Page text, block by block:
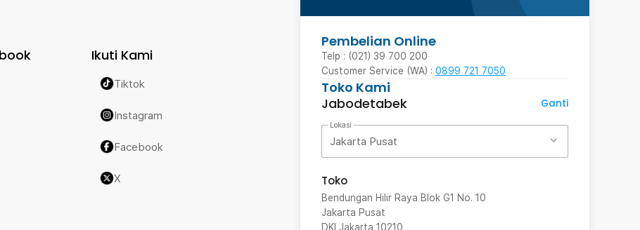
Pembelian Online
Telp : (021) 39 700 200
Customer Service (WA) : 0899 721 7050
Toko Kami
Jabodetabek
Ganti
Lokasi
Jakarta Pusat
Toko
Bendungan Hilir Raya Blok G1 No. 10
Jakarta Pusat
DKI Jakarta 10210
Ikuti Kami
Tiktok
Instagram
Facebook
X